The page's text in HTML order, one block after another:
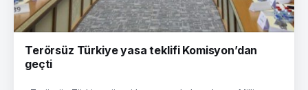
Terörsüz Türkiye yasa teklifi Komisyon’dan
geçti